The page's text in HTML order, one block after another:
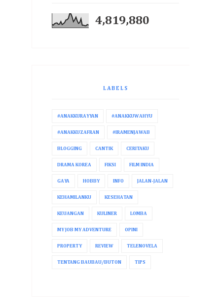
4,819,880
LABELS
#ANAKKURAYYAN #ANAKKUWAHYU
#ANAKKUZAFRAN #IRAMENJAWAB
BLOGGING CANTIK CERITAKU
DRAMA KOREA FIKSI FILM INDIA
GAYA HOBBY INFO JALAN-JALAN
KEHAMILANKU KESEHATAN
KEUANGAN KULINER LOMBA
MY JOB MY ADVENTURE OPINI
PROPERTY REVIEW TELENOVELA
TENTANG BAUBAU/BUTON TIPS